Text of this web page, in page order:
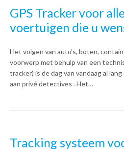
GPS Tracker voor
voertuigen die u
Het volgen van auto’s, boten,
voorwerp met behulp van een
tracker) is de dag van vandaag al
aan privé detectives . Het…
Tracking systeem